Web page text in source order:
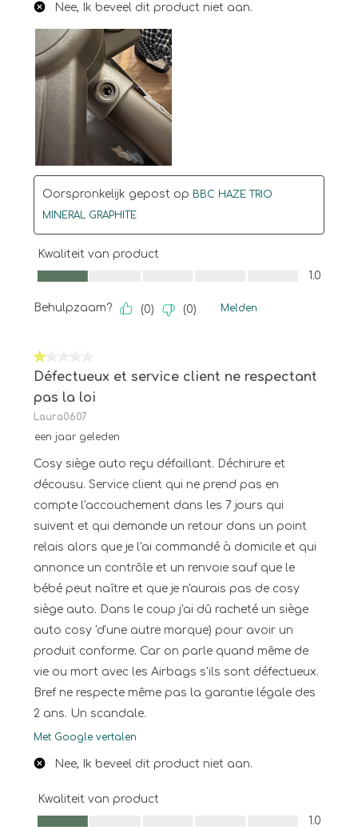
Nee, Ik beveel dit product niet aan.
Oorspronkelijk gepost op BBC HAZE TRIO
MINERAL GRAPHITE
Kwaliteit van product
Kwaliteit van product, 1.0 van 5
1.0
Behulpzaam? (0) (0) Melden
1 van 5 sterren.
Défectueux et service client ne respectant
pas la loi
Laura0607
een jaar geleden
Cosy siège auto reçu défaillant. Déchirure et
décousu. Service client qui ne prend pas en
compte l'accouchement dans les 7 jours qui
suivent et qui demande un retour dans un point
relais alors que je l'ai commandé à domicile et qui
annonce un contrôle et un renvoie sauf que le
bébé peut naître et que je n'aurais pas de cosy
siège auto. Dans le coup j'ai dû racheté un siège
auto cosy 'd'une autre marque) pour avoir un
produit conforme. Car on parle quand même de
vie ou mort avec les Airbags s'ils sont défectueux.
Bref ne respecte même pas la garantie légale des
2 ans. Un scandale.
Met Google vertalen
Nee, Ik beveel dit product niet aan.
Kwaliteit van product
Kwaliteit van product, 1.0 van 5
1.0